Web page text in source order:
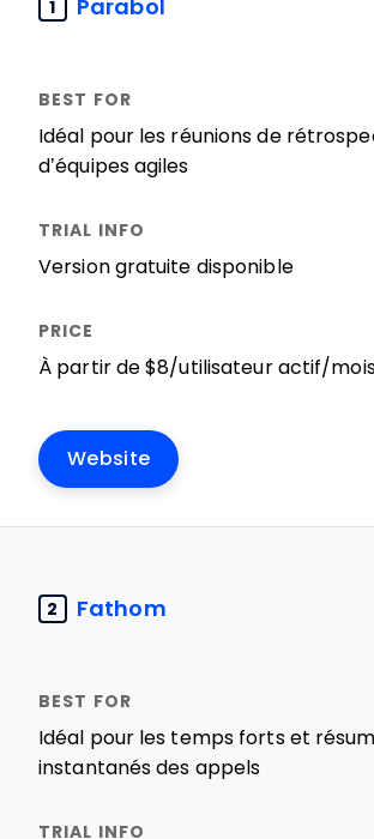
1 Parabol
Idéal pour les réunions de
d’équipes agiles
Version gratuite disponible
À partir de $8/utilisateur actif/
Website
2 Fathom
Idéal pour les temps forts et
instantanés des appels